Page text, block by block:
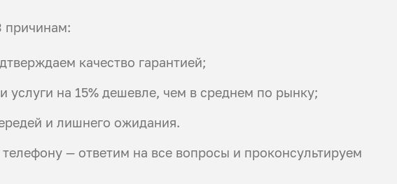
причинам:
качество гарантией;
на 15% дешевле, чем в среднем по рынку;
и лишнего ожидания.
— ответим на все вопросы и проконсультируем